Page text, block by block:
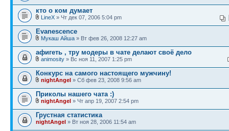
кто о ком думает
LineX » Чт дек 07, 2006 5:04 pm
Evanescence
Мукаш Айша » Вт фев 26, 2008 12:27 am
афигеть , тру модеры в чате делают своё дело
animosity » Вс ноя 11, 2007 1:25 pm
Конкурс на самого настоящего мужчину!
nightAngel » Сб фев 23, 2008 9:56 am
Приколы нашего чата :)
nightAngel » Чт апр 19, 2007 2:54 pm
Грустная статистика
nightAngel » Вт ноя 28, 2006 11:54 am